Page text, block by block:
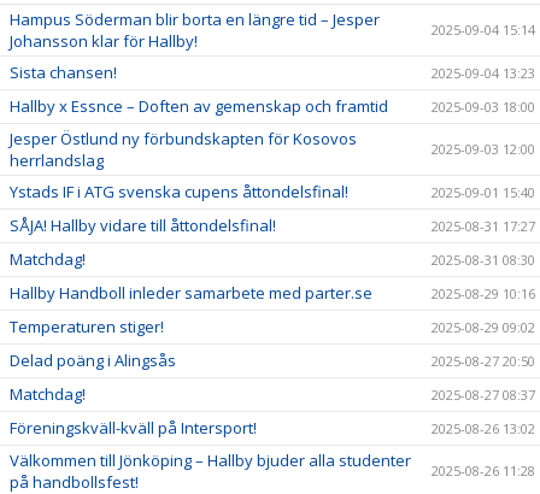
Hampus Söderman blir borta en längre tid – Jesper
Johansson klar för Hallby!
2025-09-04 15:14
Sista chansen! 2025-09-04 13:23
Hallby x Essnce – Doften av gemenskap och framtid 2025-09-03 18:00
Jesper Östlund ny förbundskapten för Kosovos
herrlandslag
2025-09-03 12:00
Ystads IF i ATG svenska cupens åttondelsfinal! 2025-09-01 15:40
SÅJA! Hallby vidare till åttondelsfinal! 2025-08-31 17:27
Matchdag! 2025-08-31 08:30
Hallby Handboll inleder samarbete med parter.se 2025-08-29 10:16
Temperaturen stiger! 2025-08-29 09:02
Delad poäng i Alingsås 2025-08-27 20:50
Matchdag! 2025-08-27 08:37
Föreningskväll-kväll på Intersport! 2025-08-26 13:02
Välkommen till Jönköping – Hallby bjuder alla studenter
på handbollsfest!
2025-08-26 11:28